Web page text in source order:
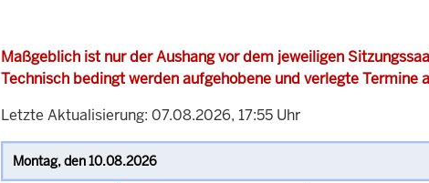
Maßgeblich ist nur der Aushang vor dem jeweiligen
Technisch bedingt werden aufgehobene und verlegte Termine
Letzte Aktualisierung: 07.08.2026, 17:55 Uhr